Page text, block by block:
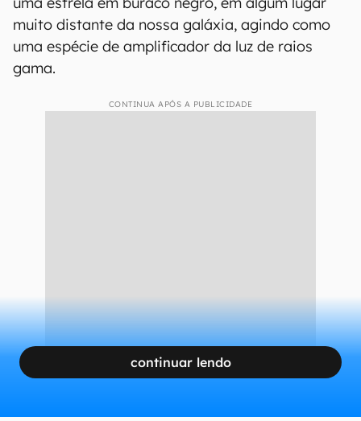
muito distante da nossa galáxia, agindo como
uma espécie de amplificador da luz de raios
gama.
CONTINUA APÓS A PUBLICIDADE
continuar lendo